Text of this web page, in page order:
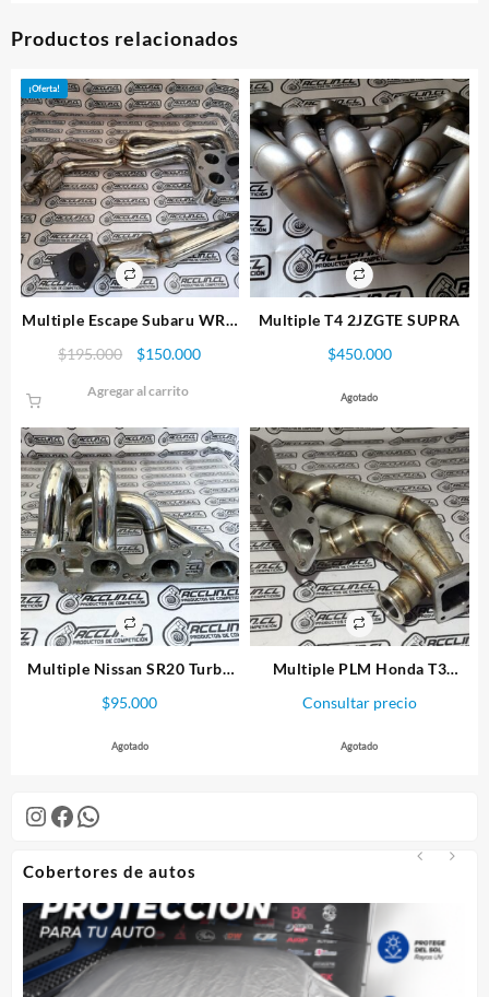
Instagram
Facebook
WhatsApp
Cobertores de autos
Productos relacionados
¡Oferta!
Multiple Escape Subaru WRX
$195.000
El
original
$195.000.
$150.000El
$150.000.
Agregar al carrito
Multiple T4 2JZGTE SUPRA
$450.000
Agotado
Multiple Nissan SR20 Turbo
$95.000
Agotado
Multiple PLM Honda T3
Consultar precio
Agotado